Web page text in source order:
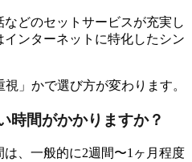
などのセットサービスが充実し
インターネットに特化したシン
」かで選び方が変わります。
時間がかかりますか？
、一般的に2週間〜1ヶ月程度